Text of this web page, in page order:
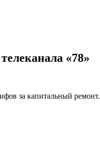
«78»
за капитальный ремонт.